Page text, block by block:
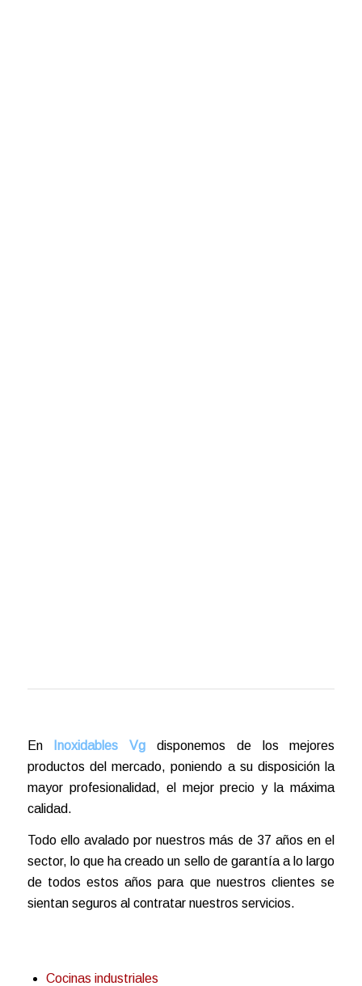
En Inoxidables Vgdisponemos de los mejores
productos del mercado, poniendo a su disposición la
mayor profesionalidad, el mejor precio y la máxima
calidad.
Todo ello avalado por nuestros más de 37 años en el
sector, lo que ha creado un sello de garantía a lo largo
de todos estos años para que nuestros clientes se
sientan seguros al contratar nuestros servicios.
Cocinas industriales